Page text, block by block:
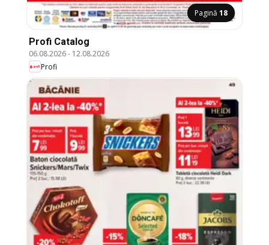
Pagină 18
Profi Catalog
06.08.2026- 12.08.2026
Profi